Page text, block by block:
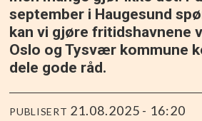
september i Haugesund
kan vi gjøre fritidshavnene
Oslo og Tysvær kommune
dele gode råd.
PUBLISERT 21.08.2025 - 16:20